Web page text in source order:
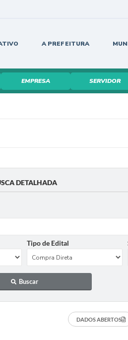
A PREFEITURA
EMPRESA SERVIDOR
DETALHADA
Tipo de Edital
Buscar
DADOS ABERTOS